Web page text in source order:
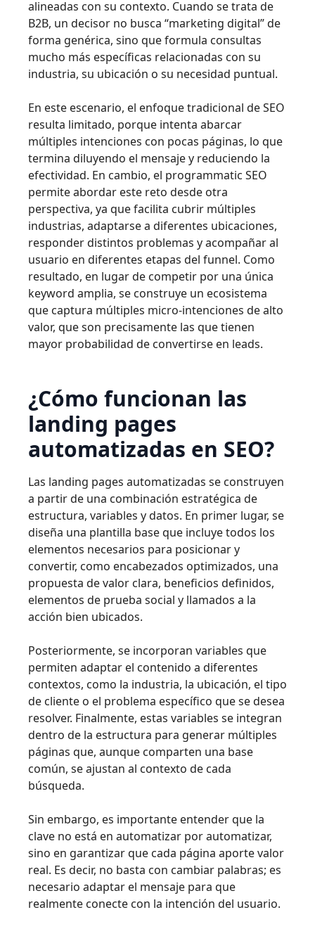
alineadas con su contexto. Cuando se trata de
B2B, un decisor no busca “marketing digital” de
forma genérica, sino que formula consultas
mucho más específicas relacionadas con su
industria, su ubicación o su necesidad puntual.
En este escenario, el enfoque tradicional de SEO
resulta limitado, porque intenta abarcar
múltiples intenciones con pocas páginas, lo que
termina diluyendo el mensaje y reduciendo la
efectividad. En cambio, el programmatic SEO
permite abordar este reto desde otra
perspectiva, ya que facilita cubrir múltiples
industrias, adaptarse a diferentes ubicaciones,
responder distintos problemas y acompañar al
usuario en diferentes etapas del funnel. Como
resultado, en lugar de competir por una única
keyword amplia, se construye un ecosistema
que captura múltiples micro-intenciones de alto
valor, que son precisamente las que tienen
mayor probabilidad de convertirse en leads.
¿Cómo funcionan las
landing pages
automatizadas en SEO?
Las landing pages automatizadas se construyen
a partir de una combinación estratégica de
estructura, variables y datos. En primer lugar, se
diseña una plantilla base que incluye todos los
elementos necesarios para posicionar y
convertir, como encabezados optimizados, una
propuesta de valor clara, beneficios definidos,
elementos de prueba social y llamados a la
acción bien ubicados.
Posteriormente, se incorporan variables que
permiten adaptar el contenido a diferentes
contextos, como la industria, la ubicación, el tipo
de cliente o el problema específico que se desea
resolver. Finalmente, estas variables se integran
dentro de la estructura para generar múltiples
páginas que, aunque comparten una base
común, se ajustan al contexto de cada
búsqueda.
Sin embargo, es importante entender que la
clave no está en automatizar por automatizar,
sino en garantizar que cada página aporte valor
real. Es decir, no basta con cambiar palabras; es
necesario adaptar el mensaje para que
realmente conecte con la intención del usuario.